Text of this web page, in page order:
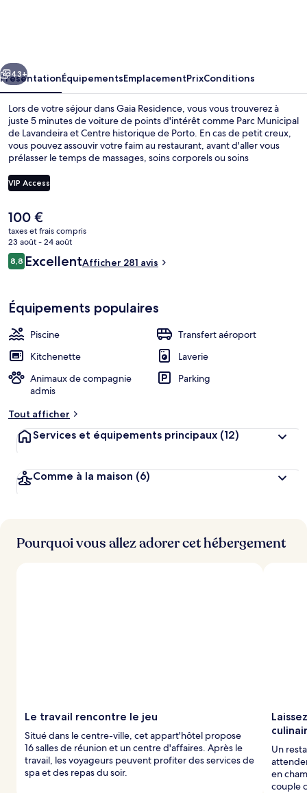
Suivant
43+
PrésentationÉquipementsEmplacementPrixConditions
Lors de votre séjour dans Gaia Residence, vous vous trouverez à
juste 5 minutes de voiture de points d'intérêt comme Parc Municipal
de Lavandeira et Centre historique de Porto. En cas de petit creux,
vous pouvez assouvir votre faim au restaurant, avant d'aller vous
prélasser le temps de massages, soins corporels ou soins
couverte et un bar / salon, vous êtes comme un coq en pâte. Les
appartements bénéficient en outre de petits plus pratiques comme
que du bien en ce qui concerne le personnel attentionné.
L'hébergement se situe à une très courte distance à pied des
transports publics : Station de métro João de Deus se trouve à 13
min et Station de métro D. João II, à 13 min.
VIP Access
Le
prix
actuel
est
de
100 €
taxes et frais compris
23 août - 24 août
Avis
voyageurs
8,88,8 sur 10
ExcellentAfficher 281 avis
Équipements populaires
Piscine
Transfert aéroport
Kitchenette
Laverie
Animaux de compagnie
admis
Parking
Tout afficher
Services et équipements principaux (12)
Comme à la maison (6)
Pourquoi vous allez adorer cet hébergement
Le travail rencontre le jeu
Situé dans le centre-ville, cet appart'hôtel propose
16 salles de réunion et un centre d'affaires. Après le
travail, les voyageurs peuvent profiter des services de
spa et des repas du soir.
Un
en
couple